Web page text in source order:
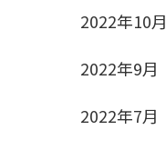
2022年10月
2022年9月
2022年7月